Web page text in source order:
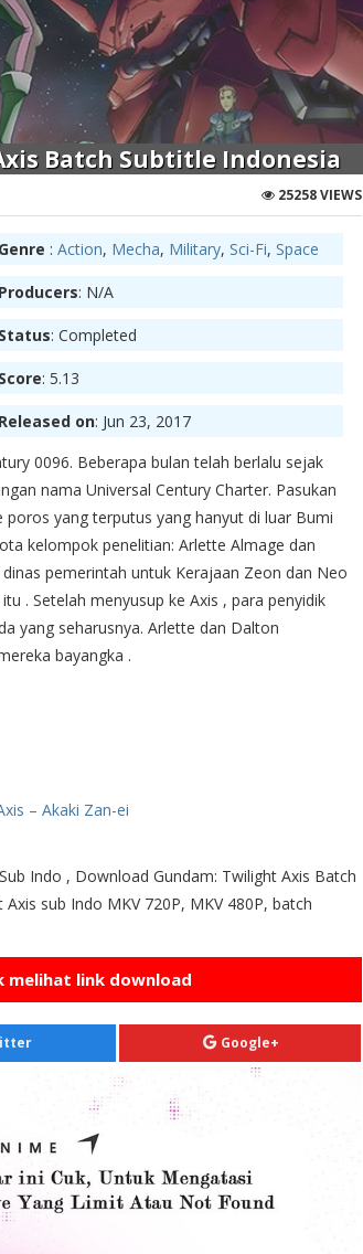
Batch Subtitle Indonesia
25258 VIEWS
Genre : Action, Mecha, Military, Sci-Fi, Space
Producers: N/A
Status: Completed
Score: 5.13
Released on: Jun 23, 2017
0096. Beberapa bulan telah berlalu sejak
nama Universal Century Charter. Pasukan
yang terputus yang hanyut di luar Bumi
kelompok penelitian: Arlette Almage dan
pemerintah untuk Kerajaan Zeon dan Neo
. Setelah menyusup ke Axis , para penyidik
yang seharusnya. Arlette dan Dalton
bayangka .
– Akaki Zan-ei
Indo , Download Gundam: Twilight Axis Batch
sub Indo MKV 720P, MKV 480P, batch
melihat link download
Google+